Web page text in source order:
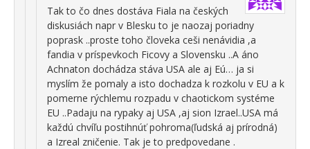
Tak to čo dnes dostáva Fiala na českých
diskusiách napr v Blesku to je naozaj poriadny
poprask ..proste toho človeka ceši nenávidia ,a
fandia v príspevkoch Ficovy a Slovensku ..A áno
Achnaton dochádza stáva USA ale aj Eú… ja si
myslím že pomaly a isto dochadza k rozkolu v EU a k
pomerne rýchlemu rozpadu v chaotickom systéme
EU ..Padaju na rypaky aj USA ,aj sion Izrael..USA má
každú chvíľu postihnúť pohroma(ľudská aj prírodná)
a Izreal zničenie. Tak je to predpovedane .